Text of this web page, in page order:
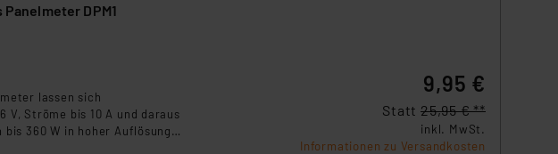
DPM1
lassen sich
V, Ströme bis 10 A und daraus
360 W in hoher Auflösung
9,95 €
Statt 25,95 € **
inkl. MwSt.
Informationen zu Versandkosten